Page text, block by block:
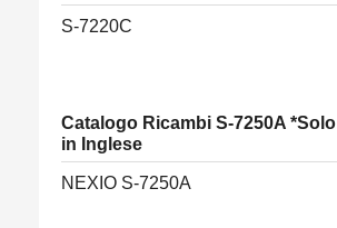
S-7220C
Catalogo Ricambi S-7250A *Solo
in Inglese
NEXIO S-7250A